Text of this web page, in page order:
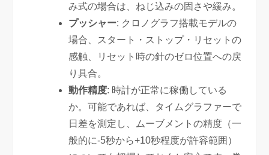
み式の場合は、ねじ込みの固さや緩み。
プッシャー: クロノグラフ搭載モデルの
場合、スタート・ストップ・リセットの
感触、リセット時の針のゼロ位置への戻
り具合。
動作精度: 時計が正常に稼働している
か。可能であれば、タイムグラファーで
日差を測定し、ムーブメントの精度（一
般的に-5秒から+10秒程度が許容範囲）